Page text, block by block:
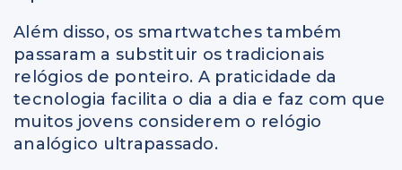
Além disso, os smartwatches também
passaram a substituir os tradicionais
relógios de ponteiro. A praticidade da
tecnologia facilita o dia a dia e faz com que
muitos jovens considerem o relógio
analógico ultrapassado.